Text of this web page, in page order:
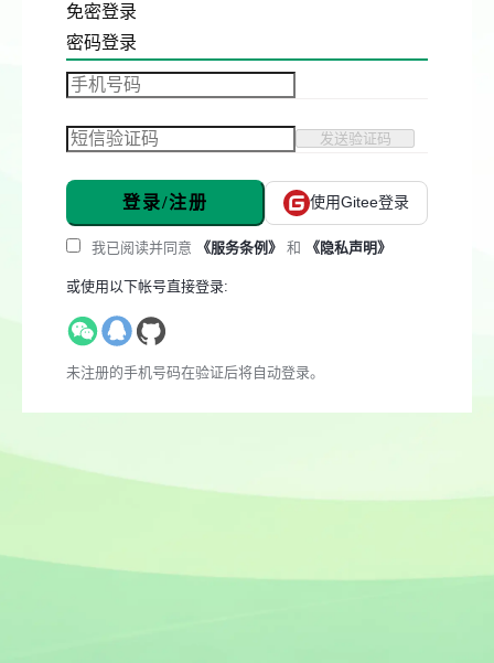
免密登录
密码登录
发送验证码
登录/注册 使用Gitee登录
我已阅读并同意 《服务条例》 和 《隐私声明》
或使用以下帐号直接登录:
未注册的手机号码在验证后将自动登录。